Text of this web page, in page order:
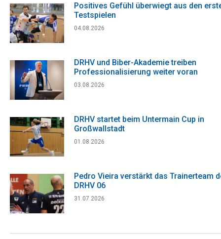
Positives Gefühl überwiegt aus den
Testspielen
04.08.2026
DRHV und Biber-Akademie treiben
Professionalisierung weiter voran
03.08.2026
DRHV startet beim Untermain Cup in
Großwallstadt
01.08.2026
Pedro Vieira verstärkt das Trainerteam
DRHV 06
31.07.2026